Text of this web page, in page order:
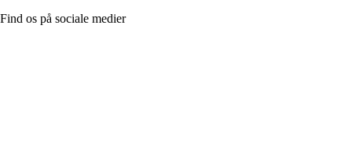
Find os på sociale medier